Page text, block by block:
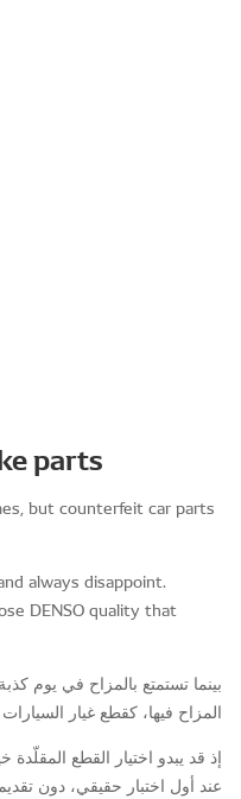
parts
but counterfeit car parts
always disappoint.
DENSO quality that
بينما تستمتع بالمزاح في يوم
المزاح فيها، كقطع غيار السيارات
إذ قد يبدو اختيار القطع
عند أول اختبار حقيقي، دون